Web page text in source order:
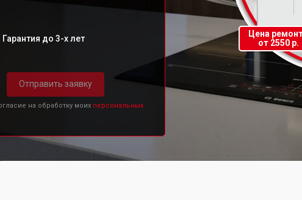
Гарантия до 3-х лет
Отправить заявку
на обработку моих персональных
Цена
от 2550 р.